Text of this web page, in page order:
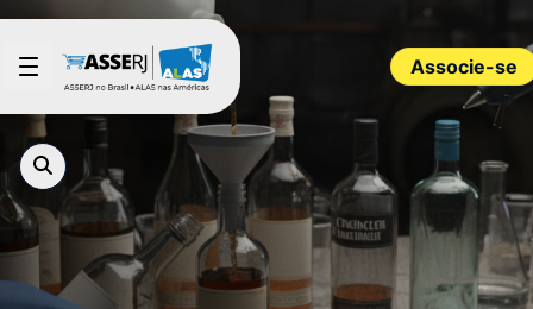
Pular para o Conteúdo principal
Associe-se